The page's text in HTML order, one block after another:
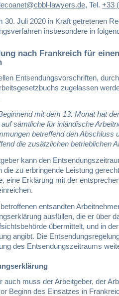
lecoanet@cbbl-lawyers.de, Tel. +33
30. Juli 2020 in Kraft getretenen
insbesondere in
nach Frankreich für
Entsendungsvorschriften,
zugelassen
mit dem 13. Monat hat
sämtliche für inländische
betreffend den Abschluss
die zusätzlichen betrieblichen
kann den
die zu erbringende Leistung
eine Erklärung mit der
entsandten
ausfüllen, die er über
übermittelt, und in
angibt. Die
des Entsendungszeitraums
auch muss der Arbeitgeber, der
Beginn des Einsatzes in